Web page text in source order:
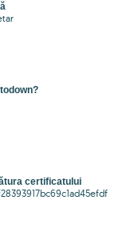
certificatului